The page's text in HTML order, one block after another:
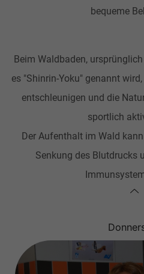
bequeme
Beim Waldbaden,
es "Shinrin-Yoku" genannt
entschleunigen und die
sportlich
Der Aufenthalt im Wald
Senkung des Blutdrucks